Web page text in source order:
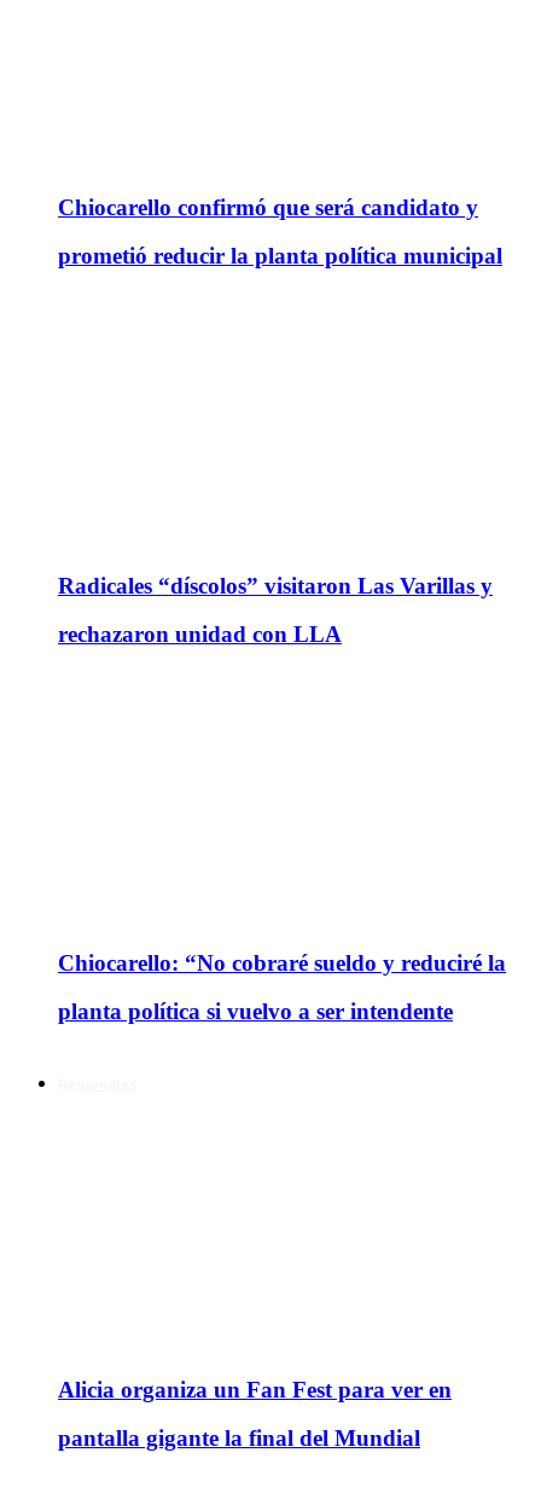
Chiocarello confirmó que será candidato y
prometió reducir la planta política municipal
Radicales “díscolos” visitaron Las Varillas y
rechazaron unidad con LLA
Chiocarello: “No cobraré sueldo y reduciré la
planta política si vuelvo a ser intendente
Alicia organiza un Fan Fest para ver en
pantalla gigante la final del Mundial